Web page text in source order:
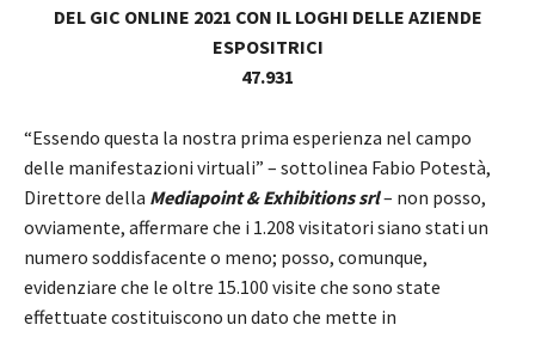
DEL GIC ONLINE 2021 CON IL LOGHI DELLE AZIENDE
ESPOSITRICI
47.931
“Essendo questa la nostra prima esperienza nel campo
delle manifestazioni virtuali” – sottolinea Fabio Potestà,
Direttore della Mediapoint & Exhibitions srl– non posso,
ovviamente, affermare che i 1.208 visitatori siano stati un
numero soddisfacente o meno; posso, comunque,
evidenziare che le oltre 15.100 visite che sono state
effettuate costituiscono un dato che mette in